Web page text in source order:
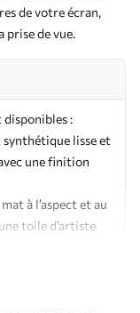
de votre écran,
prise de vue.
:
synthétique lisse et
une finition
à l’aspect et au
toile d’artiste.